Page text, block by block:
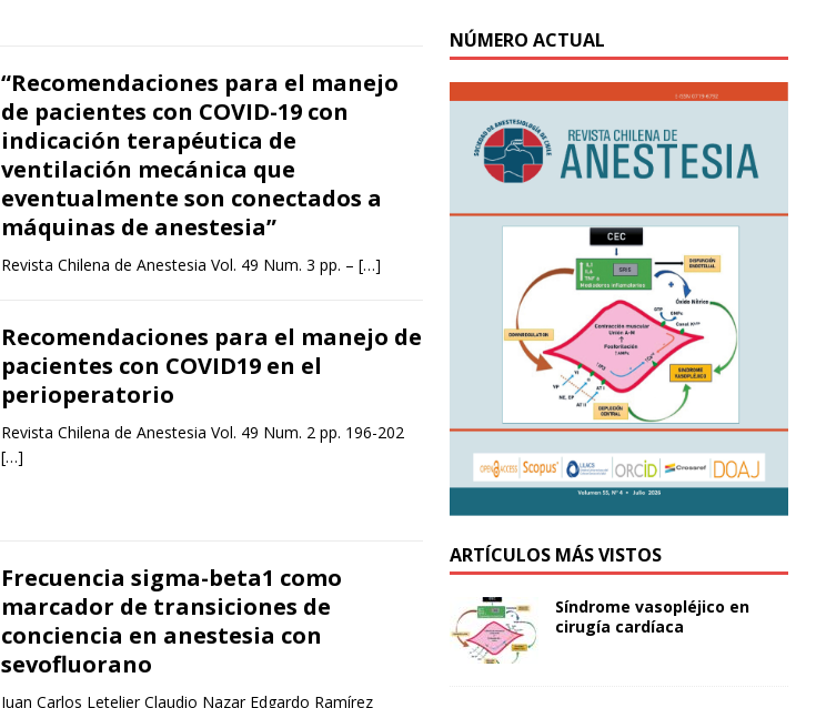
“Recomendaciones para el manejo
de pacientes con COVID-19 con
indicación terapéutica de
ventilación mecánica que
eventualmente son conectados a
máquinas de anestesia”
Revista Chilena de Anestesia Vol. 49 Num. 3 pp. – […]
Recomendaciones para el manejo de
pacientes con COVID19 en el
perioperatorio
Revista Chilena de Anestesia Vol. 49 Num. 2 pp. 196-202
[…]
Frecuencia sigma-beta1 como
marcador de transiciones de
conciencia en anestesia con
sevofluorano
Juan Carlos Letelier Claudio Nazar Edgardo Ramírez
NÚMERO ACTUAL
ARTÍCULOS MÁS VISTOS
Síndrome vasopléjico en
cirugía cardíaca